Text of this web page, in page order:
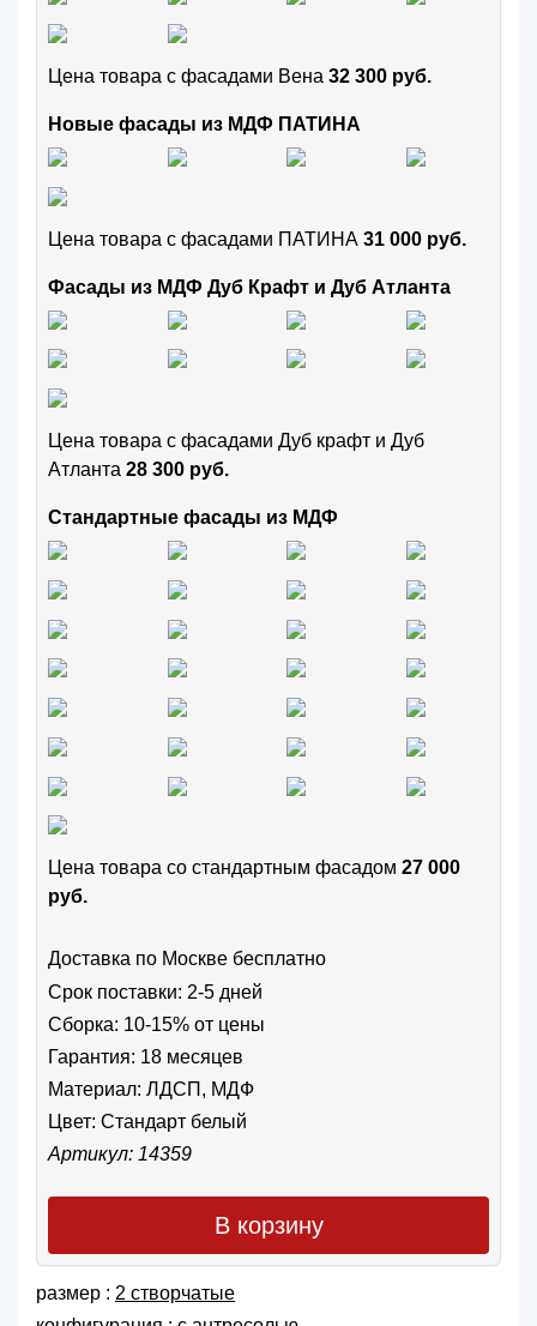
Цена товара с фасадами Вена 32 300 руб.
Новые фасады из МДФ ПАТИНА
Цена товара с фасадами ПАТИНА 31 000 руб.
Фасады из МДФ Дуб Крафт и Дуб Атланта
Цена товара с фасадами Дуб крафт и Дуб
Атланта 28 300 руб.
Стандартные фасады из МДФ
Цена товара cо стандартным фасадом 27 000
руб.
Доставка по Москве бесплатно
Срок поставки: 2-5 дней
Сборка: 10-15% от цены
Гарантия: 18 месяцев
Материал: ЛДСП, МДФ
Цвет: Стандарт белый
Артикул: 14359
В корзину
размер : 2 створчатые